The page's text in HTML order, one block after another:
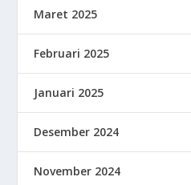
Maret 2025
Februari 2025
Januari 2025
Desember 2024
November 2024